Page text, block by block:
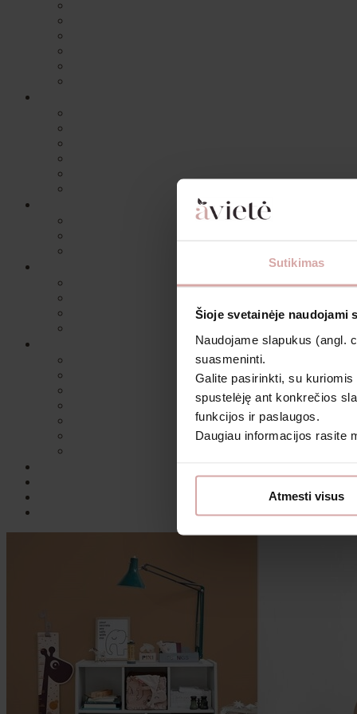
Sutikimas
Šioje svetainėje naudojami
Naudojame slapukus (angl.
suasmeninti.
Galite pasirinkti, su
spustelėję ant konkrečios
funkcijos ir paslaugos.
Daugiau informacijos rasite
Atmesti visus
Daugiau